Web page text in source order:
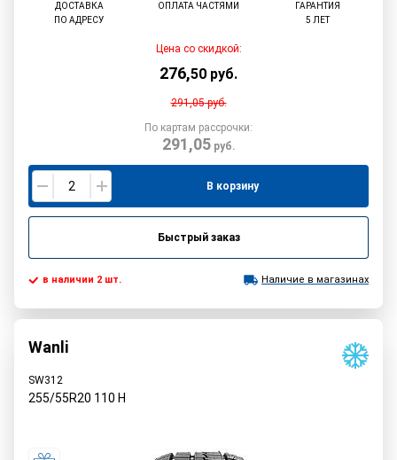
ДОСТАВКА
ПО АДРЕСУ
ОПЛАТА ЧАСТЯМИ
ГАРАНТИЯ
5 ЛЕТ
Цена со скидкой:
276,50 руб.
291,05руб.
По картам рассрочки:
291,05руб.
В корзину
Быстрый заказ
в наличии 2 шт. Наличие в магазинах
Wanli
SW312
255/55R20 110 H